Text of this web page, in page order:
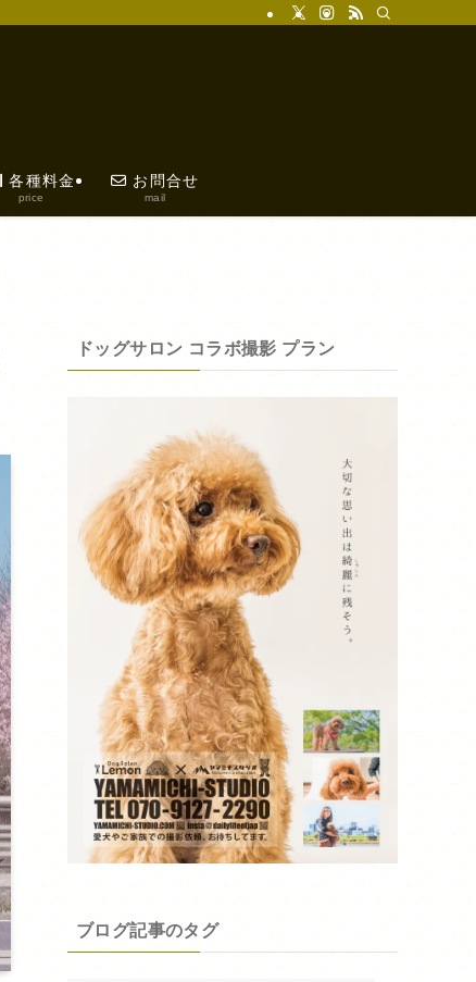
各種料金
price
お問合せ
mail
ドッグサロン コラボ撮影 プラン
ブログ記事のタグ